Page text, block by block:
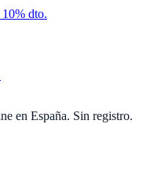
10% dto.
en España. Sin registro.